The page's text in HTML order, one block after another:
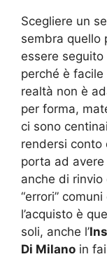
Scegliere un
sembra quello
essere seguito
perché è
realtà non è
per forma,
ci sono
rendersi conto
porta ad
anche di rinvio
“errori”
l’acquisto è
soli, anche l’
Di Milano in